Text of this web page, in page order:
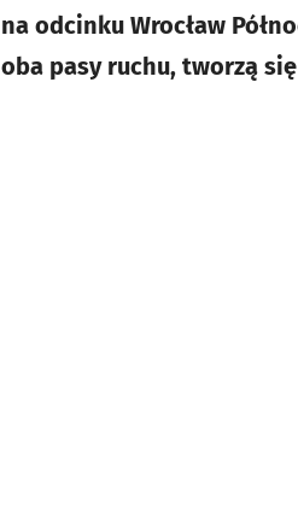
na odcinku Wrocław
oba pasy ruchu, tworzą